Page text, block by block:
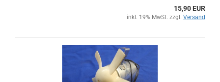
15,90 EUR
inkl. 19% MwSt. zzgl. Versand